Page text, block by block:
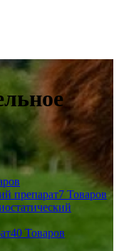
препарат7 Товаров
40 Товаров